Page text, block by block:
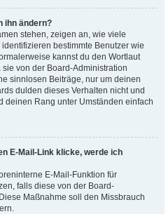
ihn ändern?
stehen, zeigen an, wie viele
bestimmte Benutzer wie
kannst du den Wortlaut
von der Board-Administration
sinnlosen Beiträge, nur um deinen
dulden dieses Verhalten nicht und
deinen Rang unter Umständen einfach
E-Mail-Link klicke, werde ich
E-Mail-Funktion für
falls diese von der Board-
Maßnahme soll den Missbrauch